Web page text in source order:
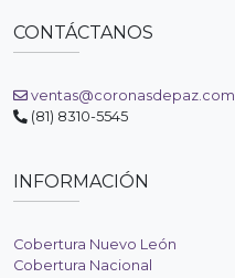
CONTÁCTANOS
ventas@coronasdepaz.com
(81) 8310-5545
INFORMACIÓN
Cobertura Nuevo León
Cobertura Nacional